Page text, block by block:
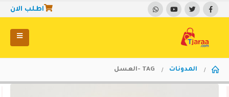
اطلب الان
المدونات TAG - العسل